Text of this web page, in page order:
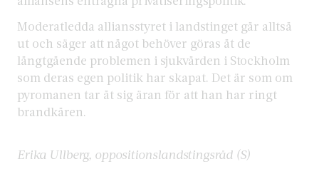
Moderatledda alliansstyret i landstinget går alltså
ut och säger att något behöver göras åt de
långtgående problemen i sjukvården i Stockholm
som deras egen politik har skapat. Det är som om
pyromanen tar åt sig äran för att han har ringt
brandkåren.
Erika Ullberg, oppositionslandstingsråd (S)